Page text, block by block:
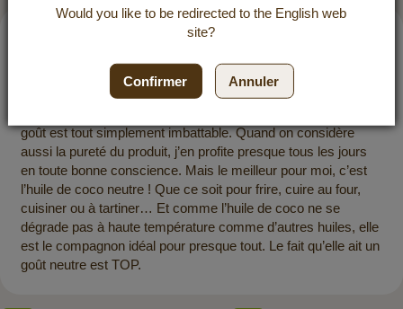
J’utilise l’huile de coco Dr. Goerg depuis plus d’un an
goût est tout simplement imbattable. Quand on considère
aussi la pureté du produit, j’en profite presque tous les jours
en toute bonne conscience. Mais le meilleur pour moi, c’est
l’huile de coco neutre ! Que ce soit pour frire, cuire au four,
cuisiner ou à tartiner… Et comme l’huile de coco ne se
dégrade pas à haute température comme d’autres huiles, elle
est le compagnon idéal pour presque tout. Le fait qu’elle ait un
goût neutre est TOP.
Would you like to be redirected to the English web
site?
Confirmer Annuler